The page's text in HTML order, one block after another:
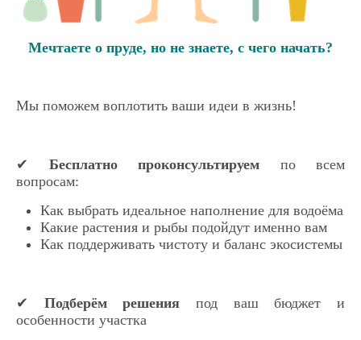
Мечтаете о пруде, но не знаете, с чего начать?
Мы поможем воплотить ваши идеи в жизнь!
✔ Бесплатно проконсультируем по всем
вопросам:
Как выбрать идеальное наполнение для водоёма
Какие растения и рыбы подойдут именно вам
Как поддерживать чистоту и баланс экосистемы
✔ Подберём решения под ваш бюджет и
особенности участка